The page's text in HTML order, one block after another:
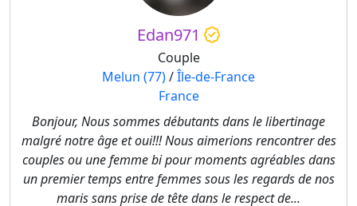
Edan971
Couple
Melun (77)/Île-de-France
France
Bonjour, Nous sommes débutants dans le libertinage
malgré notre âge et oui!!! Nous aimerions rencontrer des
couples ou une femme bi pour moments agréables dans
un premier temps entre femmes sous les regards de nos
maris sans prise de tête dans le respect de...